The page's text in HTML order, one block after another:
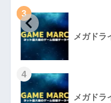
3
メガドラ
4
メガドラ